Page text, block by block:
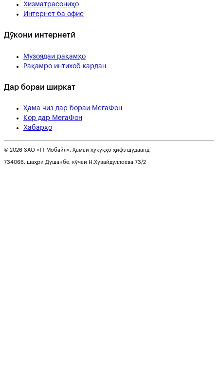
Хизматрасониҳо
Интернет ба офис
Дӯкони интернетӣ
Музоядаи рақамҳо
Рақамро интихоб кардан
Дар бораи ширкат
Ҳама чиз дар бораи МегаФон
Кор дар МегаФон
Хабарҳо
© 2026 ЗАО «ТТ-Мобайл». Ҳамаи ҳуқуқҳо ҳифз шудаанд
734066, шаҳри Душанбе, кӯчаи Н.Хувайдуллоева 73/2